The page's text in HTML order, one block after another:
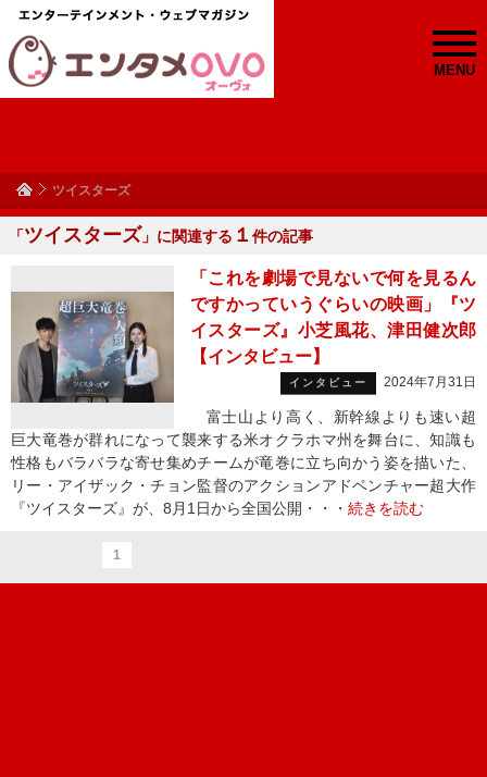
MENU
ツイスターズ
「ツイスターズ 」に関連する １ 件の記事
「これを劇場で見ないで何を見るん
ですかっていうぐらいの映画」『ツ
イスターズ』小芝風花、津田健次郎
【インタビュー】
インタビュー 2024年7月31日
富士山より高く、新幹線よりも速い超
巨大竜巻が群れになって襲来する米オクラホマ州を舞台に、知識も
性格もバラバラな寄せ集めチームが竜巻に立ち向かう姿を描いた、
リー・アイザック・チョン監督のアクションアドベンチャー超大作
『ツイスターズ』が、8月1日から全国公開・・・ 続きを読む
1